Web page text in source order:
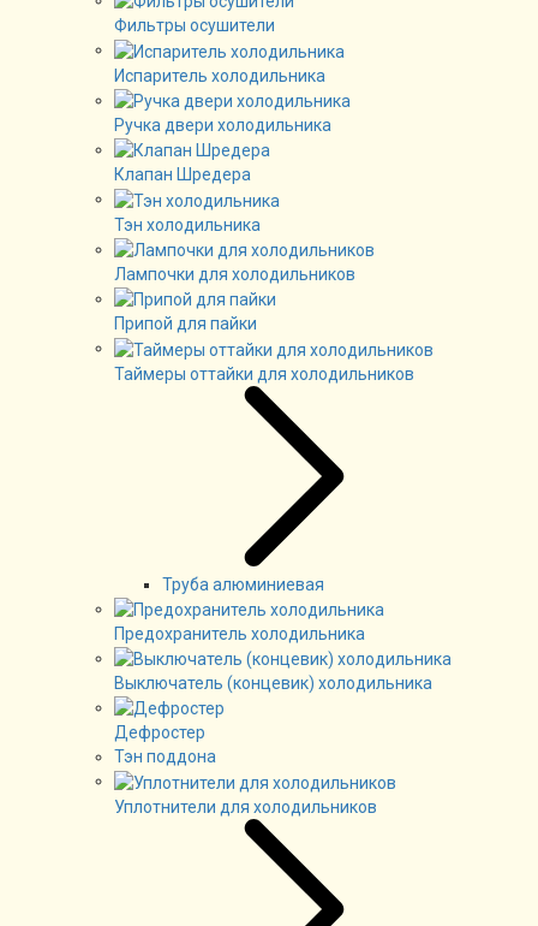
Фильтры осушители
Испаритель холодильника
Ручка двери холодильника
Клапан Шредера
Тэн холодильника
Лампочки для холодильников
Припой для пайки
Таймеры оттайки для холодильников
Труба алюминиевая
Предохранитель холодильника
Выключатель (концевик) холодильника
Дефростер
Тэн поддона
Уплотнители для холодильников